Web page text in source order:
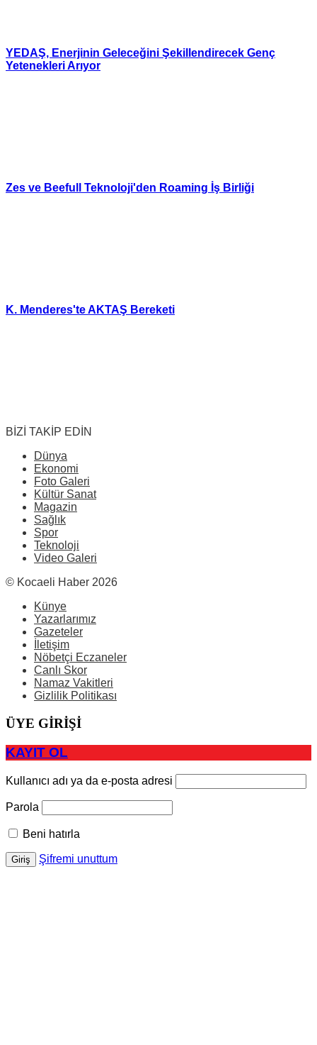
YEDAŞ, Enerjinin Geleceğini Şekillendirecek Genç
Yetenekleri Arıyor
Zes ve Beefull Teknoloji'den Roaming İş Birliği
K. Menderes'te AKTAŞ Bereketi
BİZİ TAKİP EDİN
Dünya
Ekonomi
Foto Galeri
Kültür Sanat
Magazin
Sağlık
Spor
Teknoloji
Video Galeri
© Kocaeli Haber 2026
Künye
Yazarlarımız
Gazeteler
İletişim
Nöbetçi Eczaneler
Canlı Skor
Namaz Vakitleri
Gizlilik Politikası
ÜYE GİRİŞİ
KAYIT OL
Kullanıcı adı ya da e-posta adresi
Parola
Beni hatırla
Şifremi unuttum